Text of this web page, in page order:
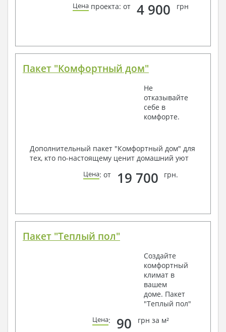
Цена проекта: от 4 900 грн
Пакет "Комфортный дом"
Не
отказывайте
себе в
комфорте.
Дополнительный пакет "Комфортный дом" для
тех, кто по-настоящему ценит домашний уют
Цена: от 19 700 грн.
Пакет "Теплый пол"
Создайте
комфортный
климат в
вашем
доме. Пакет
"Теплый пол"
Цена: 90 грн за м²